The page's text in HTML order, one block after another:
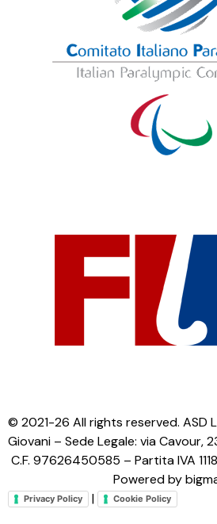
© 2021-26 All rights reserved. ASD
Giovani – Sede Legale: via Cavour,
C.F. 97626450585 – Partita IVA
Powered by
Privacy Policy | Cookie Policy